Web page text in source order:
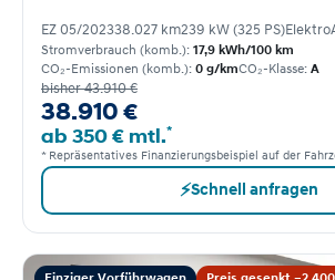
EZ 05/202338.027 km239 kW (325 PS)Elektro
Stromverbrauch (komb.): 17,9 kWh/100 km
CO₂-Emissionen (komb.): 0 g/kmCO₂-Klasse: A
bisher 43.910 €
38.910 €
ab 350 € mtl.*
* Repräsentatives Finanzierungsbeispiel auf der
⚡Schnell anfragen